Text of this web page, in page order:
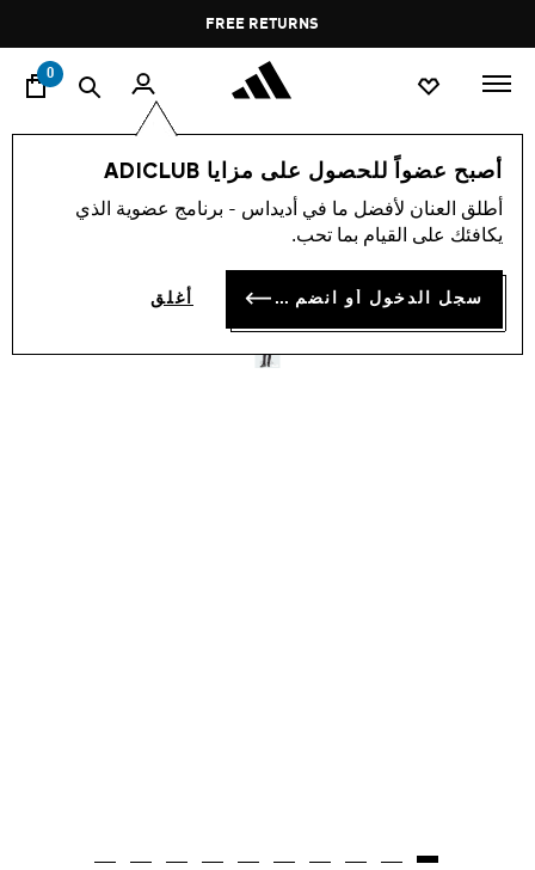
Pause
promotion
rotation
FREE RETURNS
0
أصبح عضواً للحصول على مزايا ADICLUB
أطلق العنان لأفضل ما في أديداس - برنامج عضوية الذي
يكافئك على القيام بما تحب.
سجل الدخول أو انضم الآن أغلق
النساء ملابس
بنطال TERREX متعدد الأجزاء
القابلة للفصل
BD 43.00